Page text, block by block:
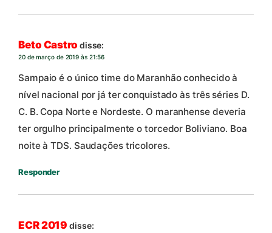
Beto Castro disse:
20 de março de 2019 às 21:56
Sampaio é o único time do Maranhão conhecido à
nível nacional por já ter conquistado às três séries D.
C. B. Copa Norte e Nordeste. O maranhense deveria
ter orgulho principalmente o torcedor Boliviano. Boa
noite à TDS. Saudações tricolores.
Responder
ECR 2019 disse: